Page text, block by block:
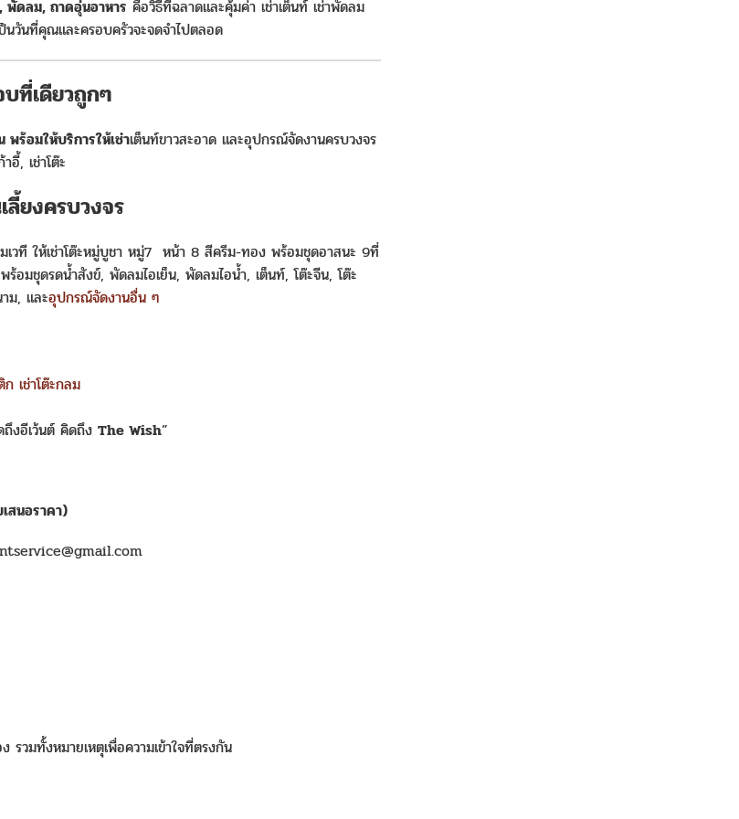
พัดลม, ถาดอุ่นอาหาร คือวิธีที่ฉลาดและคุ้มค่า เช่าเต็นท์ เช่าพัดลม
นวันที่คุณและครอบครัวจะจดจำไปตลอด
ที่เดียวถูกๆ
พร้อมให้บริการให้เช่าเต็นท์ขาวสะอาด และอุปกรณ์จัดงานครบวงจร
อี้, เช่าโต๊ะ
ลี้ยงครบวงจร
เวที ให้เช่าโต๊ะหมู่บูชา หมู่7 หน้า 8 สีครีม-ทอง พร้อมชุดอาสนะ 9ที่
พร้อมชุดรดน้ำสังข์, พัดลมไอเย็น, พัดลมไอน้ำ, เต็นท์, โต๊ะจีน, โต๊ะ
ม, และอุปกรณ์จัดงานอื่น ๆ
ก เช่าโต๊ะกลม
งอีเว้นต์ คิดถึง The Wish”
สนอราคา)
วมทั้งหมายเหตุเพื่อความเข้าใจที่ตรงกัน